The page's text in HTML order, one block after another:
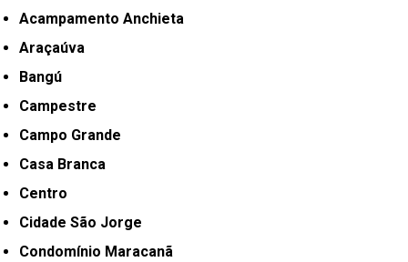
Acampamento Anchieta
Araçaúva
Bangú
Campestre
Campo Grande
Casa Branca
Centro
Cidade São Jorge
Condomínio Maracanã